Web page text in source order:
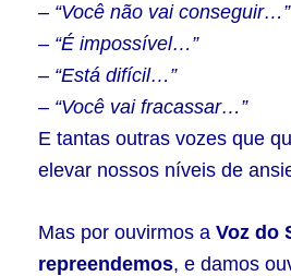
– “Você não vai conseguir…”
– “É impossível…”
– “Está difícil…”
– “Você vai fracassar…”
E tantas outras vozes que
elevar nossos níveis de
Mas por ouvirmos a Voz do
repreendemos, e damos